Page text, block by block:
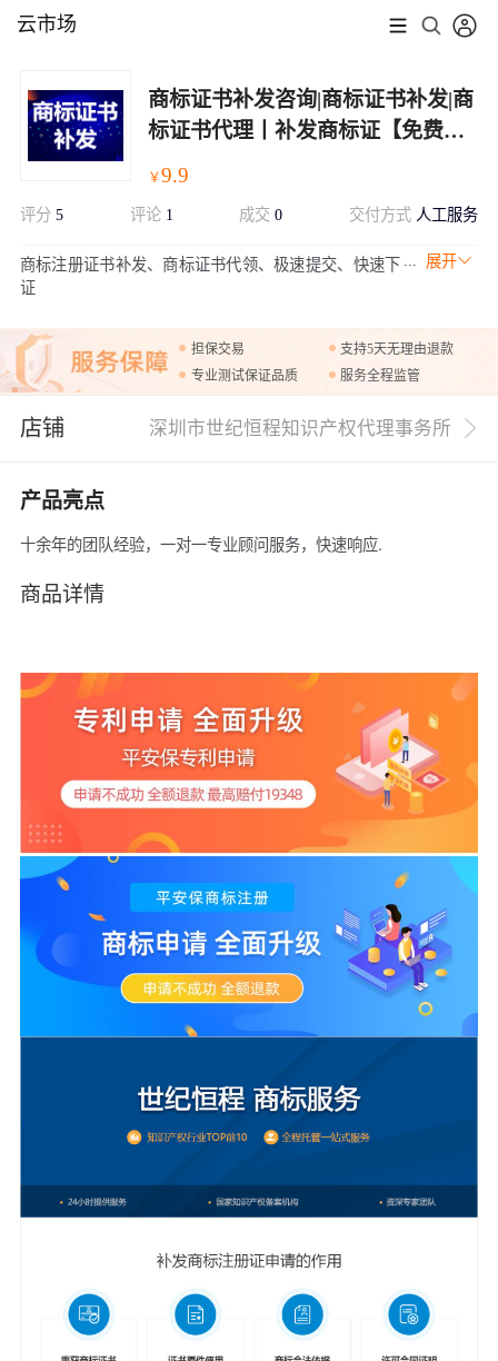
云市场
商标证书补发咨询|商标证书补发|商
标证书代理丨补发商标证【免费咨
￥9.9
评分 5 评论 1 成交0 交付方式 人工服务
展开
商标注册证书补发、商标证书代领、极速提交、快速下
证
担保交易
支持5天无理由退款
专业测试保证品质
服务全程监管
店铺 深圳市世纪恒程知识产权代理事务所
产品亮点
十余年的团队经验，一对一专业顾问服务，快速响应.
商品详情